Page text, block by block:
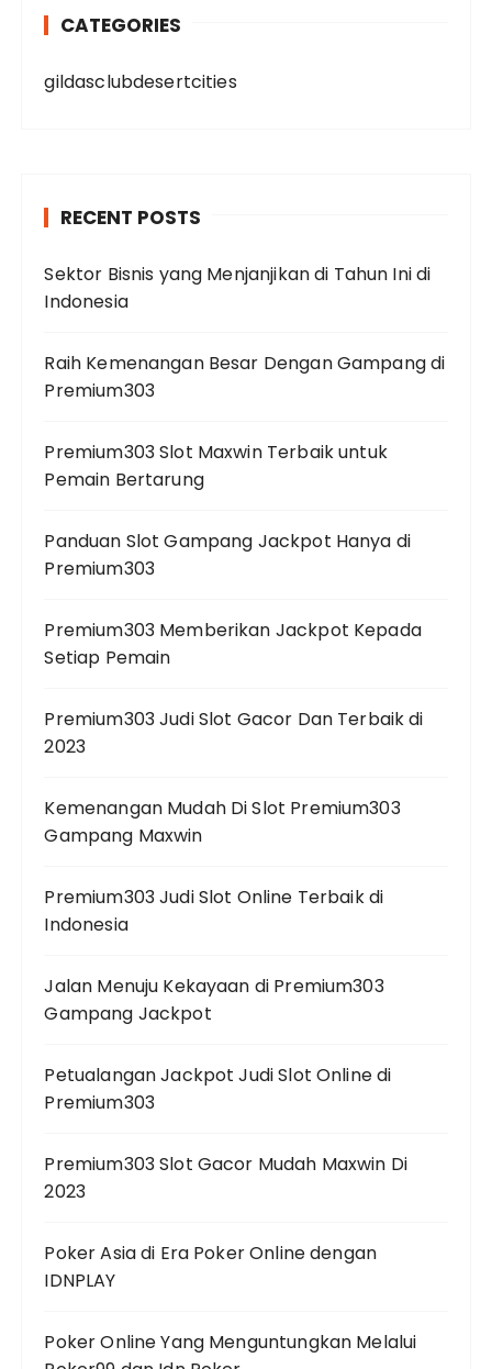
CATEGORIES
gildasclubdesertcities
RECENT POSTS
Sektor Bisnis yang Menjanjikan di Tahun Ini di
Indonesia
Raih Kemenangan Besar Dengan Gampang di
Premium303
Premium303 Slot Maxwin Terbaik untuk
Pemain Bertarung
Panduan Slot Gampang Jackpot Hanya di
Premium303
Premium303 Memberikan Jackpot Kepada
Setiap Pemain
Premium303 Judi Slot Gacor Dan Terbaik di
2023
Kemenangan Mudah Di Slot Premium303
Gampang Maxwin
Premium303 Judi Slot Online Terbaik di
Indonesia
Jalan Menuju Kekayaan di Premium303
Gampang Jackpot
Petualangan Jackpot Judi Slot Online di
Premium303
Premium303 Slot Gacor Mudah Maxwin Di
2023
Poker Asia di Era Poker Online dengan
IDNPLAY
Poker Online Yang Menguntungkan Melalui